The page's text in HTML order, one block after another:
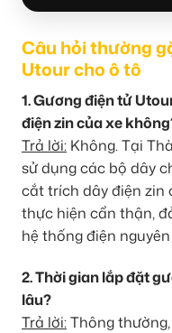
Câu hỏi thường
Utour cho ô tô
1. Gương điện tử
điện zin của xe
Trả lời: Không. Tại
sử dụng các bộ dây
cắt trích dây điện zin
thực hiện cẩn thận,
hệ thống điện
2. Thời gian lắp đặt
lâu?
Trả lời:Thông